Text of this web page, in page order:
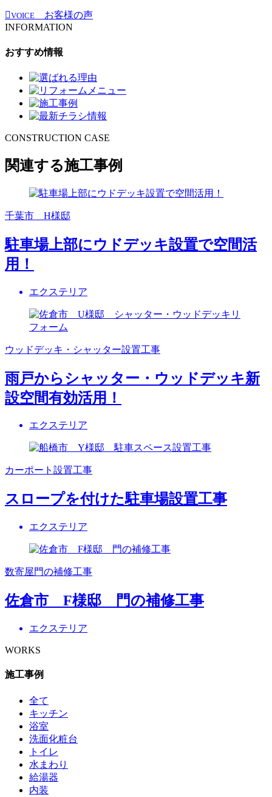
VOICE
お客様の声
INFORMATION
おすすめ情報
CONSTRUCTION CASE
関連する施工事例
千葉市 H様邸
駐車場上部にウドデッキ設置で空間活
用！
エクステリア
ウッドデッキ・シャッター設置工事
雨戸からシャッター・ウッドデッキ新
設空間有効活用！
エクステリア
カーポート設置工事
スロープを付けた駐車場設置工事
エクステリア
数寄屋門の補修工事
佐倉市 F様邸 門の補修工事
エクステリア
WORKS
施工事例
全て
キッチン
浴室
洗面化粧台
トイレ
水まわり
給湯器
内装